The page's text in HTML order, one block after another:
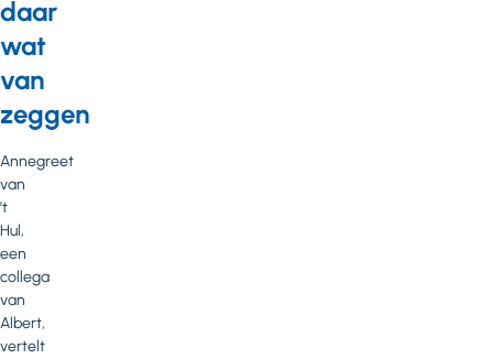
daar
wat
van
zeggen
Annegreet
van
’t
Hul,
een
collega
van
Albert,
vertelt